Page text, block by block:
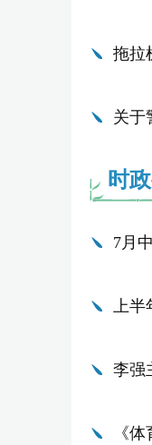
拖拉
关于
时
7月
上半
李强
《